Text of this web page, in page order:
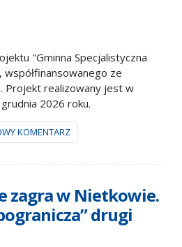
"Gminna Specjalistyczna
współfinansowanego ze
Projekt realizowany jest w
2026 roku.
KOMENTARZ
zagra w Nietkowie.
drugi